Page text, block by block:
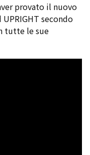
provato il nuovo
UPRIGHT secondo
tutte le sue